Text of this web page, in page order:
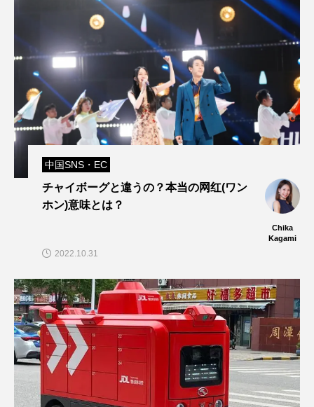
中国SNS・EC
チャイボーグと違うの？本当の网红(ワン
ホン)意味とは？
Chika
Kagami
2022.10.31